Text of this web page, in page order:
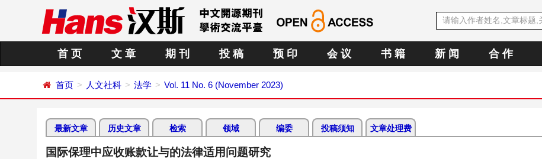
首 页 文 章 期 刊 投 稿 预 印 会 议 书 籍 新 闻 合 作
首页 人文社科 法学 Vol. 11 No. 6 (November 2023)
最新文章 历史文章 检索 领域 编委 投稿须知 文章处理费
国际保理中应收账款让与的法律适用问题研究